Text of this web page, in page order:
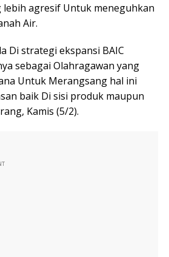
agresif Untuk meneguhkan
Air.
Di strategi ekspansi BAIC
sebagai Olahragawan yang
Untuk Merangsang hal ini
baik Di sisi produk maupun
Kamis (5/2).